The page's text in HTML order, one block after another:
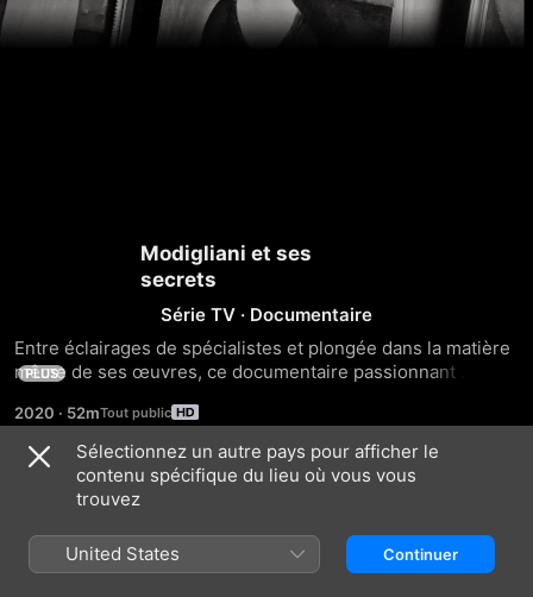
Modigliani et ses
secrets
Série TV · Documentaire
Entre éclairages de spécialistes et plongée dans la matière
même de ses œuvres, ce documentaire passionnant
Modigliani, nuançant le mythe de l’artiste maudit.
PLUS
2020 · 52m
Saison 1
Sélectionnez un autre pays pour afficher le
contenu spécifique du lieu où vous vous
trouvez
United States Continuer